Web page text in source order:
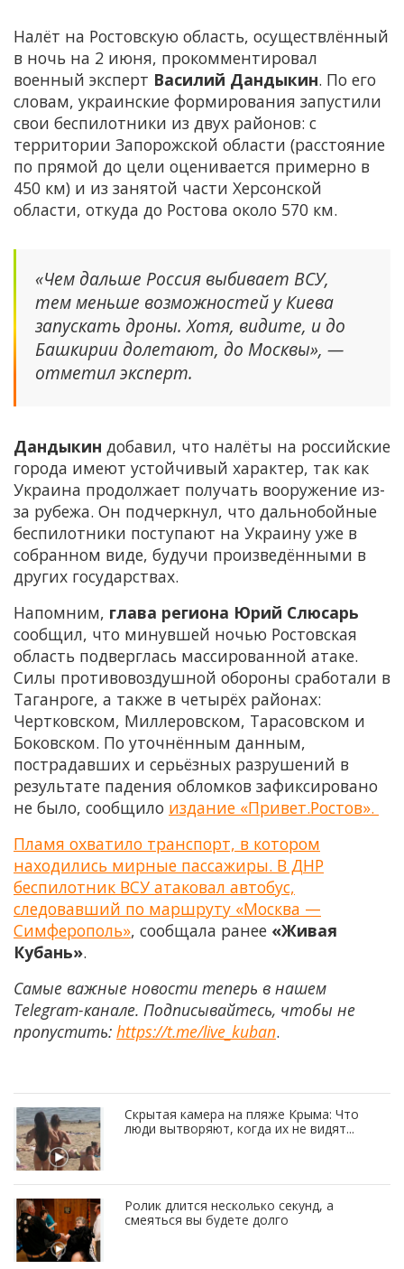
Налёт на Ростовскую область, осуществлённый
в ночь на 2 июня, прокомментировал
военный эксперт Василий Дандыкин. По его
словам, украинские формирования запустили
свои беспилотники из двух районов: с
территории Запорожской области (расстояние
по прямой до цели оценивается примерно в
450 км) и из занятой части Херсонской
области, откуда до Ростова около 570 км.
«Чем дальше Россия выбивает ВСУ,
тем меньше возможностей у Киева
запускать дроны. Хотя, видите, и до
Башкирии долетают, до Москвы», —
отметил эксперт.
Дандыкин добавил, что налёты на российские
города имеют устойчивый характер, так как
Украина продолжает получать вооружение из-
за рубежа. Он подчеркнул, что дальнобойные
беспилотники поступают на Украину уже в
собранном виде, будучи произведёнными в
других государствах.
Напомним, глава региона Юрий Слюсарь
сообщил, что минувшей ночью Ростовская
область подверглась массированной атаке.
Силы противовоздушной обороны сработали в
Таганроге, а также в четырёх районах:
Чертковском, Миллеровском, Тарасовском и
Боковском. По уточнённым данным,
пострадавших и серьёзных разрушений в
результате падения обломков зафиксировано
не было, сообщило издание «Привет.Ростов».
Пламя охватило транспорт, в котором
находились мирные пассажиры. В ДНР
беспилотник ВСУ атаковал автобус,
следовавший по маршруту «Москва —
Симферополь», сообщала ранее «Живая
Кубань».
Самые важные новости теперь в нашем
Telegram-канале. Подписывайтесь, чтобы не
пропустить: https://t.me/live_kuban.
Скрытая камера на пляже Крыма: Что
люди вытворяют, когда их не видят...
Ролик длится несколько секунд, а
смеяться вы будете долго